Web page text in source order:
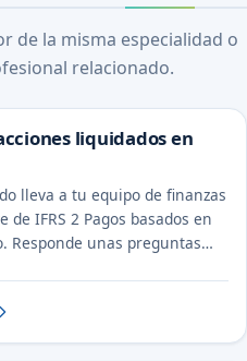
de la misma especialidad o
relacionado.
liquidados en
lleva a tu equipo de finanzas
IFRS 2 Pagos basados en
Responde unas preguntas